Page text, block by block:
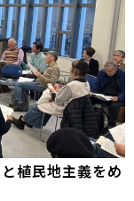
植民地主義をめ